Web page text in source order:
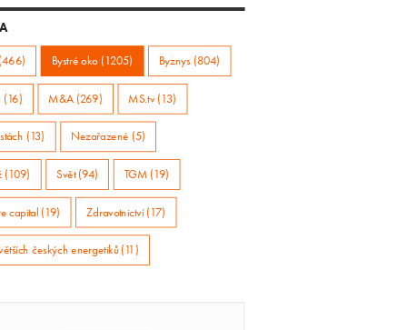
Bystré oko (1205) Byznys (804)
(16) M&A (269) MS.tv (13)
(13) Nezařazené (5)
(109) Svět (94) TGM (19)
capital (19) Zdravotnictví (17)
českých energetiků (11)